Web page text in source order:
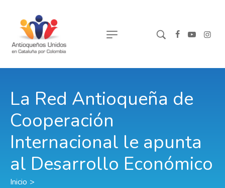
La Red Antioqueña de
Cooperación
Internacional le apunta
al Desarrollo Económico
Inicio >